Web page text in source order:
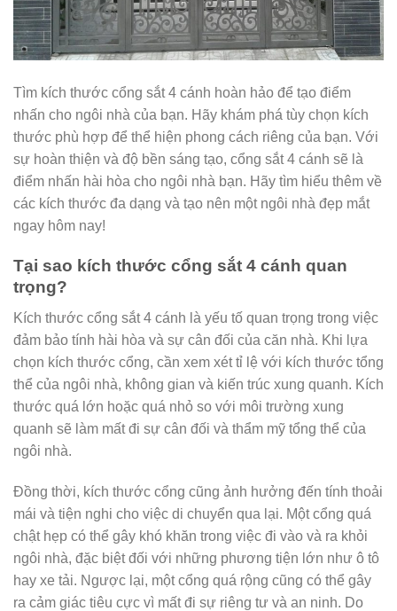
Tìm kích thước cổng sắt 4 cánh hoàn hảo để tạo điểm
nhấn cho ngôi nhà của bạn. Hãy khám phá tùy chọn kích
thước phù hợp để thể hiện phong cách riêng của bạn. Với
sự hoàn thiện và độ bền sáng tạo, cổng sắt 4 cánh sẽ là
điểm nhấn hài hòa cho ngôi nhà bạn. Hãy tìm hiểu thêm về
các kích thước đa dạng và tạo nên một ngôi nhà đẹp mắt
ngay hôm nay!
Tại sao kích thước cổng sắt 4 cánh quan
trọng?
Kích thước cổng sắt 4 cánh là yếu tố quan trọng trong việc
đảm bảo tính hài hòa và sự cân đối của căn nhà. Khi lựa
chọn kích thước cổng, cần xem xét tỉ lệ với kích thước tổng
thể của ngôi nhà, không gian và kiến trúc xung quanh. Kích
thước quá lớn hoặc quá nhỏ so với môi trường xung
quanh sẽ làm mất đi sự cân đối và thẩm mỹ tổng thể của
ngôi nhà.
Đồng thời, kích thước cổng cũng ảnh hưởng đến tính thoải
mái và tiện nghi cho việc di chuyển qua lại. Một cổng quá
chật hẹp có thể gây khó khăn trong việc đi vào và ra khỏi
ngôi nhà, đặc biệt đối với những phương tiện lớn như ô tô
hay xe tải. Ngược lại, một cổng quá rộng cũng có thể gây
ra cảm giác tiêu cực vì mất đi sự riêng tư và an ninh. Do